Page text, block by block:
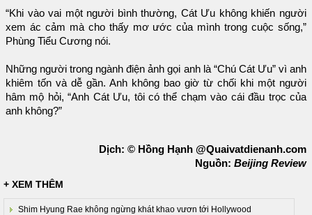
“Khi vào vai một người bình thường, Cát Ưu không khiến người
xem ác cảm mà cho thấy mơ ước của mình trong cuộc sống,”
Phùng Tiểu Cương nói.
Những người trong ngành điện ảnh gọi anh là “Chú Cát Ưu” vì anh
khiêm tốn và dễ gần. Anh không bao giờ từ chối khi một người
hâm mộ hỏi, “Anh Cát Ưu, tôi có thể chạm vào cái đầu trọc của
anh không?”
Dịch: © Hồng Hạnh @Quaivatdienanh.com
Nguồn: Beijing Review
+ XEM THÊM
Shim Hyung Rae không ngừng khát khao vươn tới Hollywood